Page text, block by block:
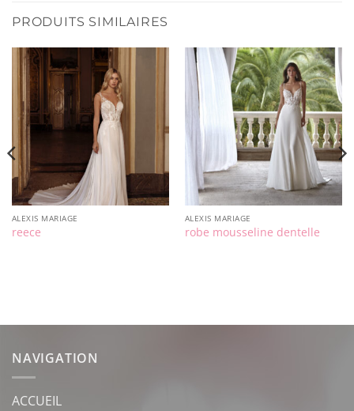
PRODUITS SIMILAIRES
ALEXIS MARIAGE
reece
ALEXIS MARIAGE
robe mousseline dentelle
NAVIGATION
ACCUEIL